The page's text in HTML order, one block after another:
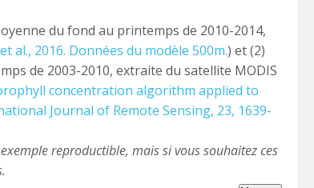
du fond au printemps de 2010-2014,
al., 2016. Données du modèle 500m.) et (2)
de 2003-2010, extraite du satellite MODIS
concentration algorithm applied to
Journal of Remote Sensing, 23, 1639-
reproductible, mais si vous souhaitez ces